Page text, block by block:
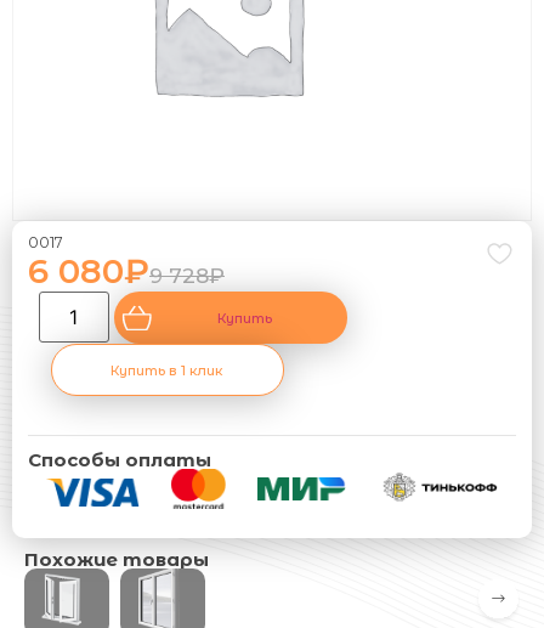
Похожие товары
0017
9 728₽
6 080₽
Купить
Купить в 1 клик
Способы оплаты